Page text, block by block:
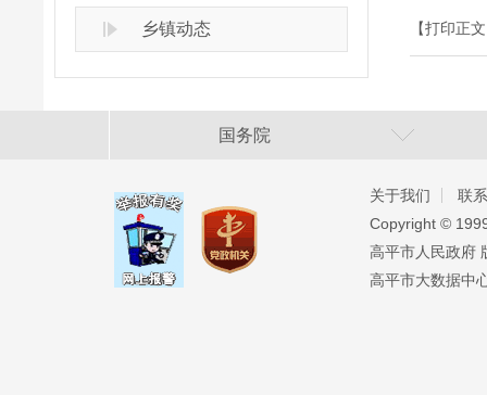
乡镇动态 【打印正
国务院
关于我们
联
Copyright ©️
高平市人民政府
高平市大数据